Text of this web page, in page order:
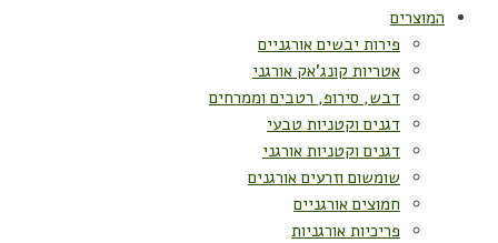
המוצרים
פירות יבשים אורגניים
אטריות קונג'אק אורגני
דבש, סירופ, רטבים וממרחים
דגנים וקטניות טבעי
דגנים וקטניות אורגני
שומשום וזרעים אורגנים
חמוצים אורגניים
פריכיות אורגניות